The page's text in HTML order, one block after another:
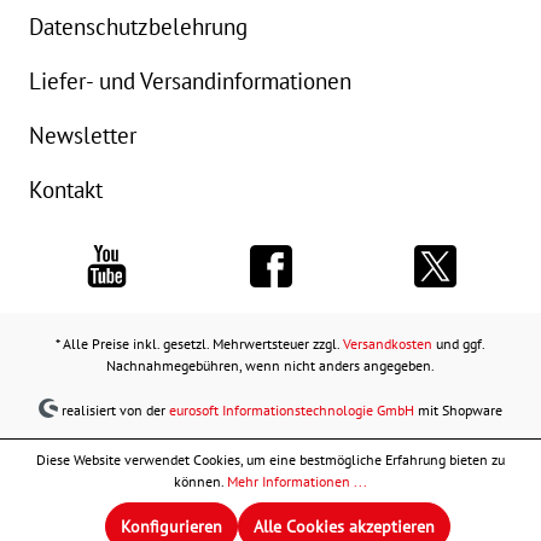
Datenschutzbelehrung
Liefer- und Versandinformationen
Newsletter
Kontakt
* Alle Preise inkl. gesetzl. Mehrwertsteuer zzgl. Versandkosten und ggf.
Nachnahmegebühren, wenn nicht anders angegeben.
realisiert von dereurosoft Informationstechnologie GmbH mit Shopware
Diese Website verwendet Cookies, um eine bestmögliche Erfahrung bieten zu
können. Mehr Informationen ...
Konfigurieren Alle Cookies akzeptieren